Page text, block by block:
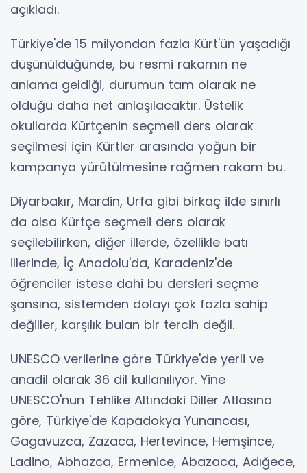
açıkladı.
Türkiye'de 15 milyondan fazla Kürt'ün yaşadığı
düşünüldüğünde, bu resmi rakamın ne
anlama geldiği, durumun tam olarak ne
olduğu daha net anlaşılacaktır. Üstelik
okullarda Kürtçenin seçmeli ders olarak
seçilmesi için Kürtler arasında yoğun bir
kampanya yürütülmesine rağmen rakam bu.
Diyarbakır, Mardin, Urfa gibi birkaç ilde sınırlı
da olsa Kürtçe seçmeli ders olarak
seçilebilirken, diğer illerde, özellikle batı
illerinde, İç Anadolu'da, Karadeniz'de
öğrenciler istese dahi bu dersleri seçme
şansına, sistemden dolayı çok fazla sahip
değiller, karşılık bulan bir tercih değil.
UNESCO verilerine göre Türkiye'de yerli ve
anadil olarak 36 dil kullanılıyor. Yine
UNESCO'nun Tehlike Altındaki Diller Atlasına
göre, Türkiye'de Kapadokya Yunancası,
Gagavuzca, Zazaca, Hertevince, Hemşince,
Ladino, Abhazca, Ermenice, Abazaca, Adığece,